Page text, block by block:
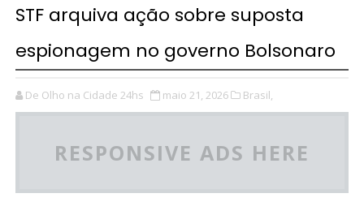
STF arquiva ação sobre suposta
espionagem no governo Bolsonaro
De Olho na Cidade 24hs maio 21, 2026 Brasil,
RESPONSIVE ADS HERE